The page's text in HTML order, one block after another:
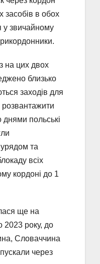
засобів в обох
у звичайному
на цих двох
близько
заходів для
польські
та
всіх
кордоні до 1
ще на
2023 року, до
Словаччина
через